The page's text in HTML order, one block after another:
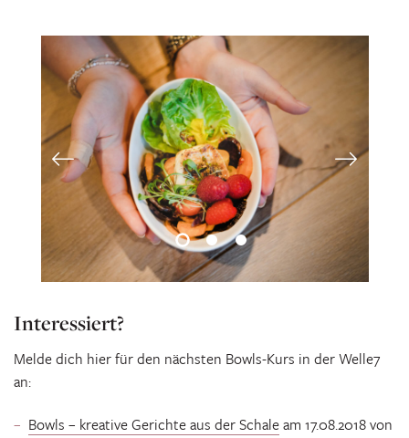
Interessiert?
Melde dich hier für den nächsten Bowls-Kurs in der Welle7
an:
Bowls – kreative Gerichte aus der Schaleam 17.08.2018 von